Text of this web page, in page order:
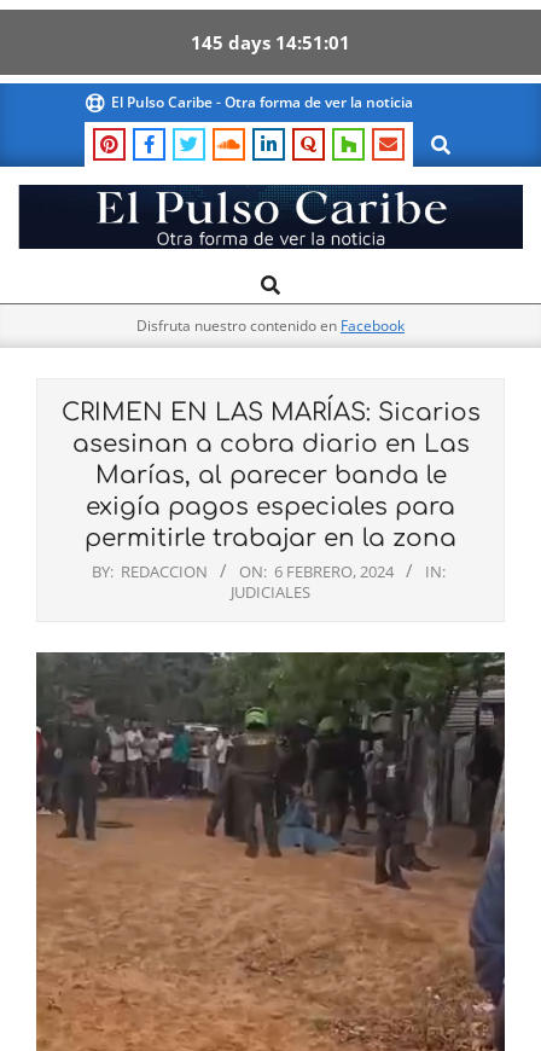
145 days 14 51 00
content
El Pulso Caribe - Otra forma de ver la noticia
Search
El
Pulso
Navigation
Search
Disfruta nuestro contenido en Facebook
CRIMEN EN LAS MARÍAS: Sicarios
asesinan a cobra diario en Las
Marías, al parecer banda le
exigía pagos especiales para
permitirle trabajar en la zona
BY: REDACCION ON: 6 FEBRERO, 2024
IN:
JUDICIALES